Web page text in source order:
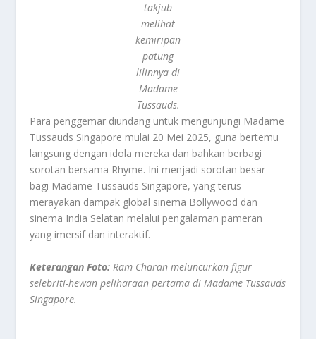
takjub
melihat
kemiripan
patung
lilinnya di
Madame
Tussauds.
Para penggemar diundang untuk mengunjungi Madame
Tussauds Singapore mulai 20 Mei 2025, guna bertemu
langsung dengan idola mereka dan bahkan berbagi
sorotan bersama Rhyme. Ini menjadi sorotan besar
bagi Madame Tussauds Singapore, yang terus
merayakan dampak global sinema Bollywood dan
sinema India Selatan melalui pengalaman pameran
yang imersif dan interaktif.
Keterangan Foto: Ram Charan meluncurkan figur
selebriti-hewan peliharaan pertama di Madame Tussauds
Singapore.